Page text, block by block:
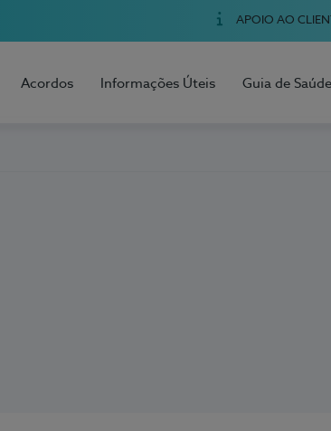
APOIO AO
Acordos Informações Úteis Guia de Saúde